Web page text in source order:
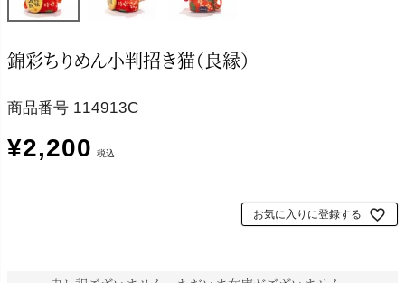
錦彩ちりめん小判招き猫（良縁）
商品番号 114913C
¥2,200 税込
お気に入りに登録する